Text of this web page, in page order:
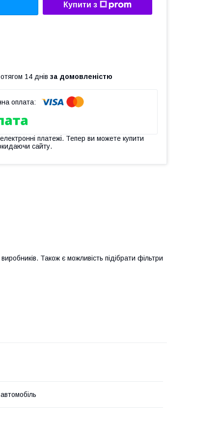
Купити з
14 днів за домовленістю
платежі. Тепер ви можете купити
сайту.
Також є можливість підібрати фільтри